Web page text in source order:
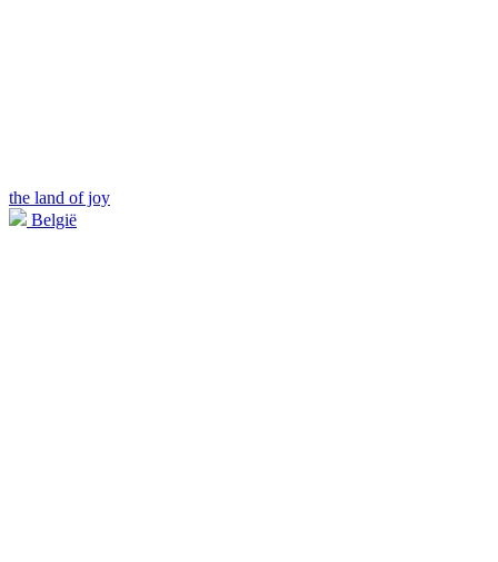
the land of joy
België